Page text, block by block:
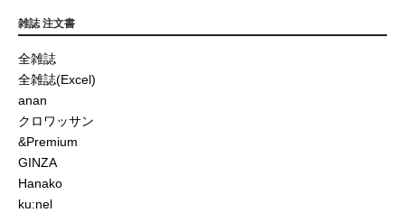
雑誌 注文書
全雑誌
全雑誌(Excel)
anan
クロワッサン
&Premium
GINZA
Hanako
ku:nel